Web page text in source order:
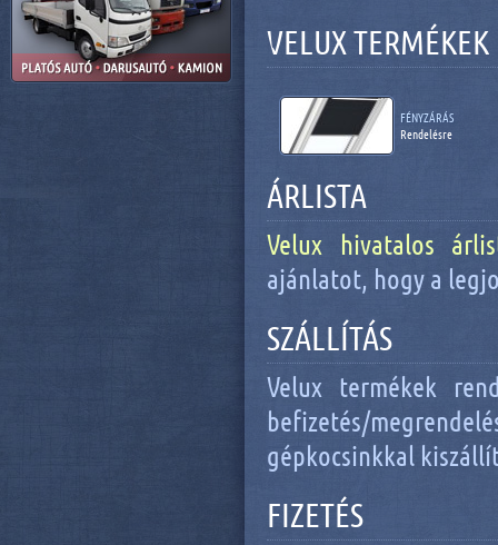
VELUX TERMÉKEK
FÉNYZÁRÁS
Rendelésre
ÁRLISTA
Velux hivatalos
ajánlatot, hogy a
SZÁLLÍTÁS
Velux termékek
befizetés/
gépkocsinkkal
FIZETÉS